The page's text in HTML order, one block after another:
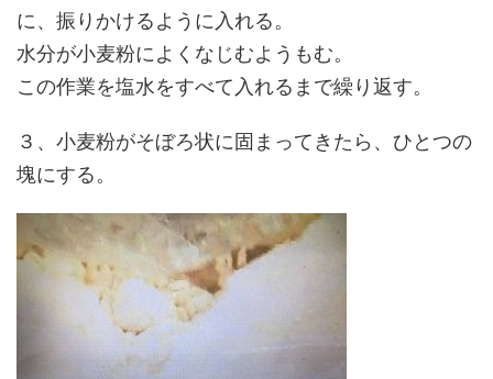
に、振りかけるように入れる。
水分が小麦粉によくなじむようもむ。
この作業を塩水をすべて入れるまで繰り返す。
３、小麦粉がそぼろ状に固まってきたら、ひとつの
塊にする。